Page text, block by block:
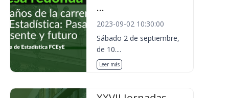
...
2023-09-02 10:30:00
Sábado 2 de septiembre,
de 10....
Leer más